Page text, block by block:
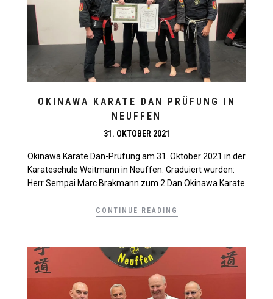
OKINAWA KARATE DAN PRÜFUNG IN
NEUFFEN
31. OKTOBER 2021
Okinawa Karate Dan-Prüfung am 31. Oktober 2021 in der
Karateschule Weitmann in Neuffen. Graduiert wurden:
Herr Sempai Marc Brakmann zum 2.Dan Okinawa Karate
CONTINUE READING